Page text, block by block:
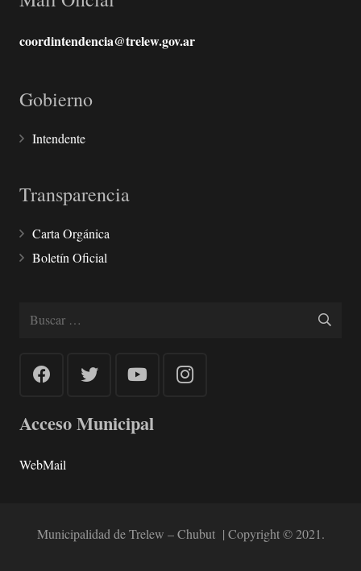
coordintendencia@trelew.gov.ar
Gobierno
Intendente
Transparencia
Carta Orgánica
Boletín Oficial
Buscar:
Acceso Municipal
WebMail
Municipalidad de Trelew – Chubut | Copyright © 2021.